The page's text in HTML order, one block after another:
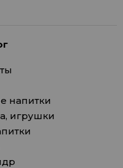
напитки
игрушки